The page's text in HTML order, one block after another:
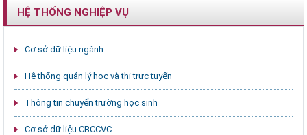
HỆ THỐNG NGHIỆP VỤ
Cơ sở dữ liệu ngành
Hệ thống quản lý học và thi trực tuyến
Thông tin chuyển trường học sinh
Cơ sở dữ liệu CBCCVC